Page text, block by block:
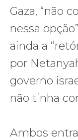
Gaza, “não
nessa
ainda a
por
governo
não tinha
Ambos